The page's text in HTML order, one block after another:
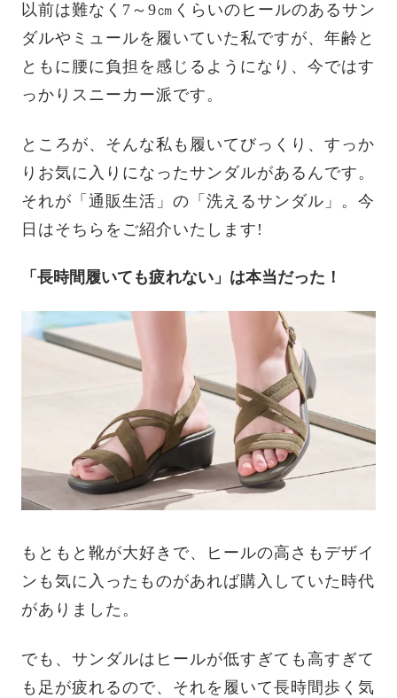
以前は難なく7～9㎝くらいのヒールのあるサン
ダルやミュールを履いていた私ですが、年齢と
ともに腰に負担を感じるようになり、今ではす
っかりスニーカー派です。
ところが、そんな私も履いてびっくり、すっか
りお気に入りになったサンダルがあるんです。
それが「通販生活」の「洗えるサンダル」。今
日はそちらをご紹介いたします!
「長時間履いても疲れない」は本当だった！
もともと靴が大好きで、ヒールの高さもデザイ
ンも気に入ったものがあれば購入していた時代
がありました。
でも、サンダルはヒールが低すぎても高すぎて
も足が疲れるので、それを履いて長時間歩く気